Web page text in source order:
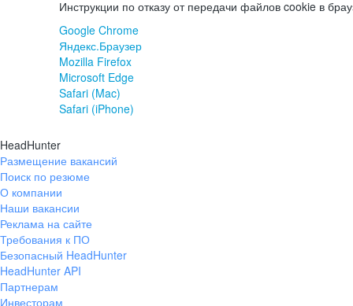
Инструкции по отказу от передачи файлов cookie в
Google Chrome
Яндекс.Браузер
Mozilla Firefox
Microsoft Edge
Safari (Mac)
Safari (iPhone)
HeadHunter
Размещение вакансий
Поиск по резюме
О компании
Наши вакансии
Реклама на сайте
Требования к ПО
Безопасный HeadHunter
HeadHunter API
Партнерам
Инвесторам